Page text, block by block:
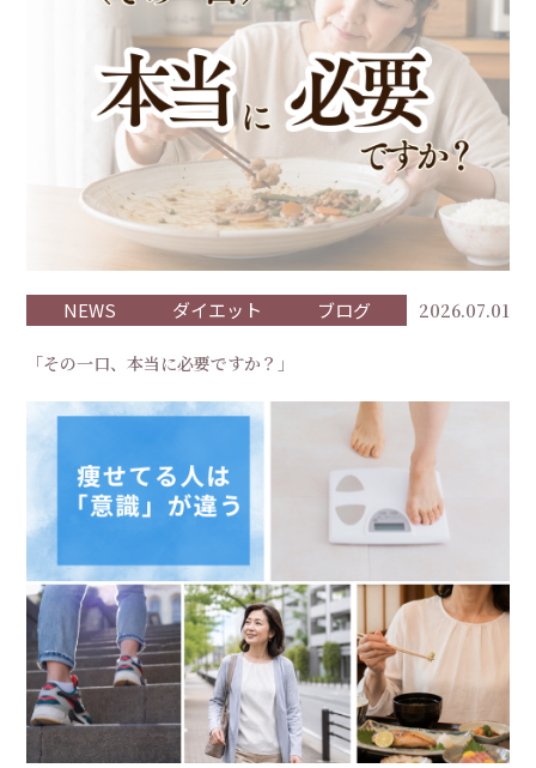
NEWS ダイエット ブログ 2026.07.01
「その一口、本当に必要ですか？」